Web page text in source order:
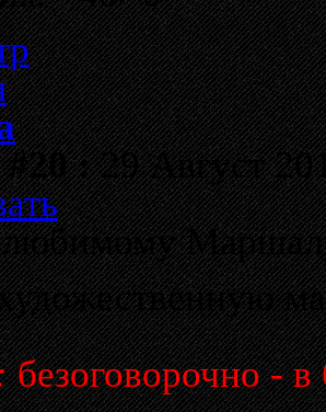
:29 Август
безоговорочно - в